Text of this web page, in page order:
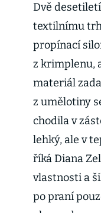
Dvě
textilnímu
propínací
z krimplenu,
materiál
z umělotiny
chodila v
lehký, ale v
říká Diana
vlastnosti a
po praní